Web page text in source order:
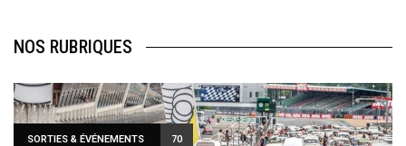
NOS RUBRIQUES
SORTIES & ÉVÉNEMENTS 70